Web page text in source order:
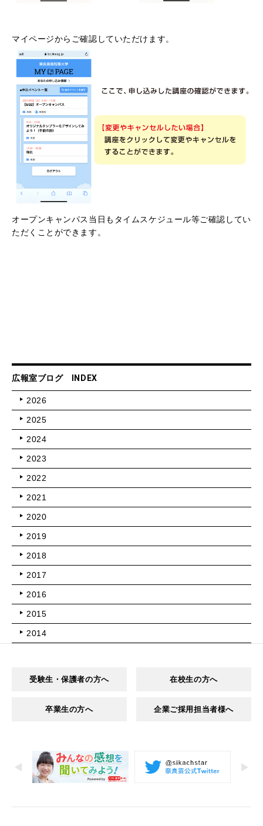
マイページからご確認していただけます。
オープンキャンパス当日もタイムスケジュール等ご確認してい
ただくことができます。
広報室ブログ INDEX
2026
2025
2024
2023
2022
2021
2020
2019
2018
2017
2016
2015
2014
受験生・保護者の方へ 在校生の方へ
卒業生の方へ 企業ご採用担当者様へ